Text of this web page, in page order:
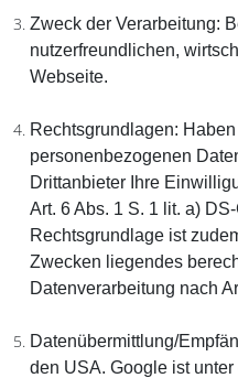
Zweck der Verarbeitung:
nutzerfreundlichen,
Webseite.
Rechtsgrundlagen:
personenbezogenen
Drittanbieter Ihre
Art. 6 Abs. 1 S. 1 lit. a)
Rechtsgrundlage ist
Zwecken liegendes
Datenverarbeitung nach
Datenübermittlung/
den USA. Google ist